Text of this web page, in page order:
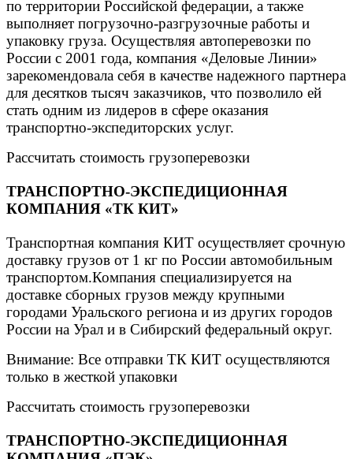
по территории Российской федерации, а также
выполняет погрузочно-разгрузочные работы и
упаковку груза. Осуществляя автоперевозки по
России с 2001 года, компания «Деловые Линии»
зарекомендовала себя в качестве надежного партнера
для десятков тысяч заказчиков, что позволило ей
стать одним из лидеров в сфере оказания
транспортно-экспедиторских услуг.
Рассчитать стоимость грузоперевозки
ТРАНСПОРТНО-ЭКСПЕДИЦИОННАЯ
КОМПАНИЯ «ТК КИТ»
Транспортная компания КИТ осуществляет срочную
доставку грузов от 1 кг по России автомобильным
транспортом.Компания специализируется на
доставке сборных грузов между крупными
городами Уральского региона и из других городов
России на Урал и в Сибирский федеральный округ.
Внимание: Вcе отправки ТК КИТ осуществляются
только в жесткой упаковки
Рассчитать стоимость грузоперевозки
ТРАНСПОРТНО-ЭКСПЕДИЦИОННАЯ